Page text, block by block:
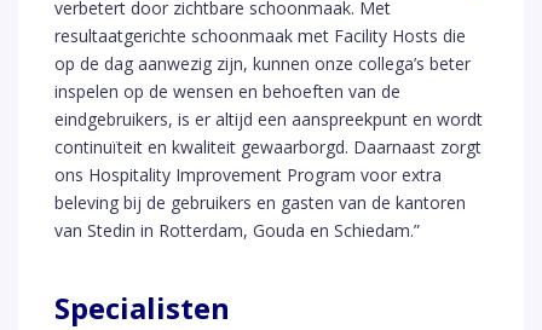
verbetert door zichtbare schoonmaak. Met
resultaatgerichte schoonmaak met Facility Hosts die
op de dag aanwezig zijn, kunnen onze collega’s beter
inspelen op de wensen en behoeften van de
eindgebruikers, is er altijd een aanspreekpunt en wordt
continuïteit en kwaliteit gewaarborgd. Daarnaast zorgt
ons Hospitality Improvement Program voor extra
beleving bij de gebruikers en gasten van de kantoren
van Stedin in Rotterdam, Gouda en Schiedam.”
Specialisten